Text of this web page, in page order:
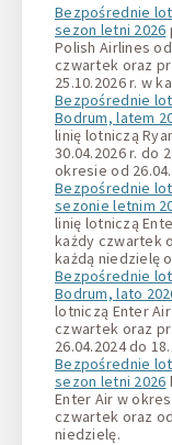
Bezpośrednie
sezon letni 2026
Polish Airlines
czwartek oraz
25.10.2026 r. w
Bezpośrednie
Bodrum, latem
linię lotniczą
30.04.2026 r. do
okresie od
Bezpośrednie
sezonie letnim
linię lotniczą
każdy czwartek
każdą niedzielę
Bezpośrednie
Bodrum, lato
lotniczą Enter
czwartek oraz
26.04.2024 do
Bezpośrednie
sezon letni 2026
Enter Air w
czwartek oraz
niedzielę.